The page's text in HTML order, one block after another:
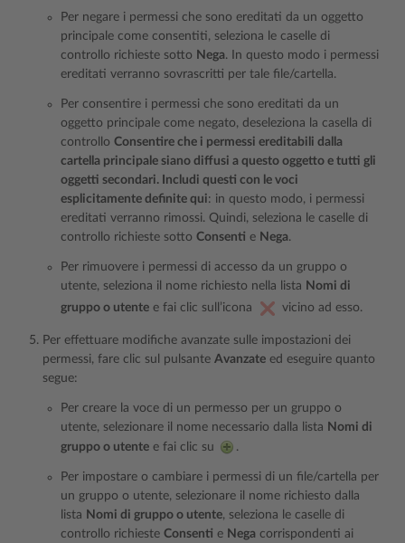
Per negare i permessi che sono ereditati da un oggetto
principale come consentiti, seleziona le caselle di
controllo richieste sotto Nega. In questo modo i permessi
ereditati verranno sovrascritti per tale file/cartella.
Per consentire i permessi che sono ereditati da un
oggetto principale come negato, deseleziona la casella di
controllo Consentire che i permessi ereditabili dalla
cartella principale siano diffusi a questo oggetto e tutti gli
oggetti secondari. Includi questi con le voci
esplicitamente definite qui: in questo modo, i permessi
ereditati verranno rimossi. Quindi, seleziona le caselle di
controllo richieste sotto Consenti e Nega.
Per rimuovere i permessi di accesso da un gruppo o
utente, seleziona il nome richiesto nella lista Nomi di
gruppo o utente e fai clic sull’icona vicino ad esso.
Per effettuare modifiche avanzate sulle impostazioni dei
permessi, fare clic sul pulsante Avanzate ed eseguire quanto
segue:
Per creare la voce di un permesso per un gruppo o
utente, selezionare il nome necessario dalla lista Nomi di
gruppo o utente e fai clic su .
Per impostare o cambiare i permessi di un file/cartella per
un gruppo o utente, selezionare il nome richiesto dalla
lista Nomi di gruppo o utente, seleziona le caselle di
controllo richieste Consenti e Nega corrispondenti ai